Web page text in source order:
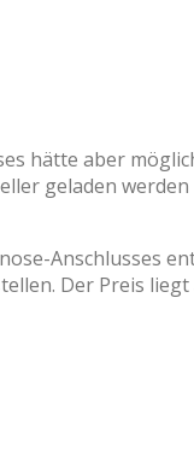
hätte aber
geladen
Anschlusses
Der Preis